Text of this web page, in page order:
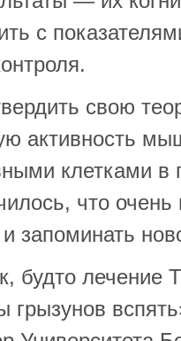
с
свою
активность
клетками в
что
запоминать
будто лечение
грызунов